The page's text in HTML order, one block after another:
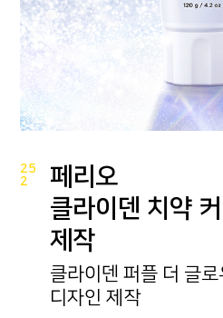
25
2
페리오
클라이덴 치약
제작
클라이덴 퍼플 더 글
디자인 제작